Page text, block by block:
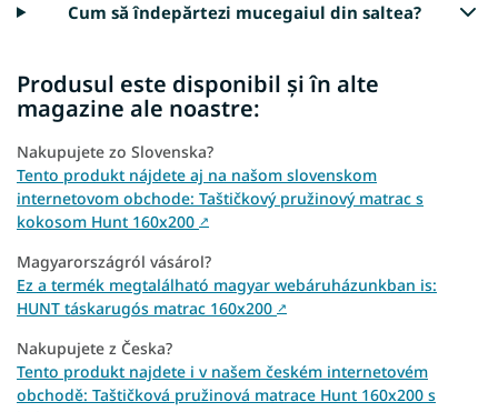
Cum să îndepărtezi mucegaiul din saltea?
Produsul este disponibil și în alte
magazine ale noastre:
Nakupujete zo Slovenska?
Tento produkt nájdete aj na našom slovenskom
internetovom obchode: Taštičkový pružinový matrac s
kokosom Hunt 160x200 ↗
Magyarországról vásárol?
Ez a termék megtalálható magyar webáruházunkban is:
HUNT táskarugós matrac 160x200 ↗
Nakupujete z Česka?
Tento produkt najdete i v našem českém internetovém
obchodě: Taštičková pružinová matrace Hunt 160x200 s